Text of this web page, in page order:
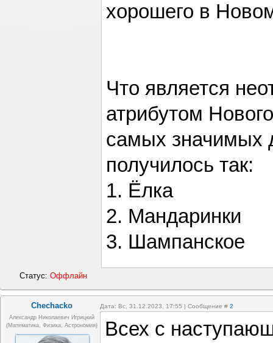
хорошего в
Что является
атрибутом
самых значимых
получилось так:
1. Ёлка
2. Мандаринки
3. Шампанское
Статус:Оффлайн
Chechacko Дата: Вс, 31.12.2023, 17:55 | Сообщение # 2
Александр Николаевич Игрицкий
(Математика, Физика, Астрономия)
Всех с